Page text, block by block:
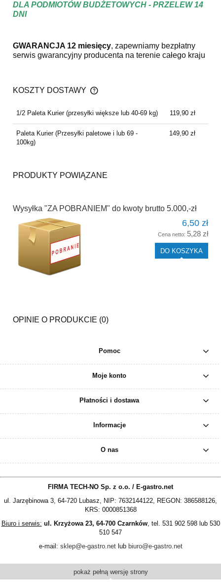
DLA PODMIOTÓW BUDŻETOWYCH - PRZELEW 14
DNI
GWARANCJA 12 miesięcy, zapewniamy bezpłatny
serwis gwarancyjny producenta na terenie całego kraju
KOSZTY DOSTAWY
CENA NIE ZAWIERA EWENTUALNYCH KOSZTÓW
1/2 Paleta Kurier(przesyłki większe lub 40-69 kg) 119,90 zł
Paleta Kurier(Przesyłki paletowe i lub 69 -
100kg)
149,90 zł
PRODUKTY POWIĄZANE
Wysyłka "ZA POBRANIEM" do kwoty brutto 5.000,-zł
6,50 zł
Cena netto: 5,28 zł
DO KOSZYKA
OPINIE O PRODUKCIE (0)
Pomoc
Moje konto
Płatności i dostawa
Informacje
O nas
FIRMA TECH-NO Sp. z o.o. / E-gastro.net
ul. Jarzębinowa 3, 64-720 Lubasz, NIP: 7632144122, REGON: 386588126,
KRS: 0000851368
Biuro i serwis: ul. Krzyżowa 23, 64-700 Czarnków, tel. 531 902 598 lub 530
510 547
e-mail: sklep@e-gastro.netlub biuro@e-gastro.net
pokaż pełną wersję strony